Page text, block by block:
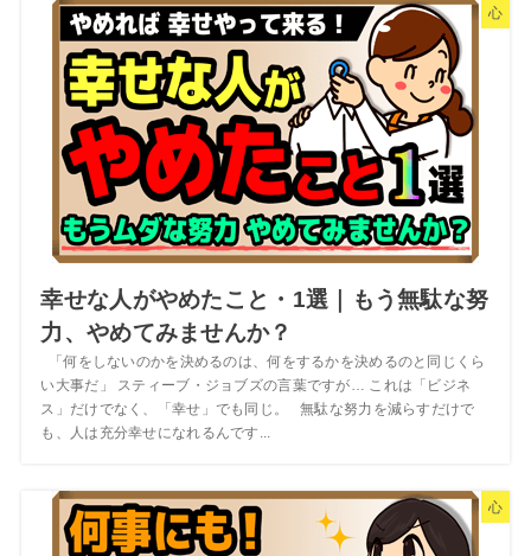
心
幸せな人がやめたこと・1選｜もう無駄な努
力、やめてみませんか？
「何をしないのかを決めるのは、何をするかを決めるのと同じくら
い大事だ」 スティーブ・ジョブズの言葉ですが… これは「ビジネ
ス」だけでなく、「幸せ」でも同じ。 無駄な努力を減らすだけで
も、人は充分幸せになれるんです...
心